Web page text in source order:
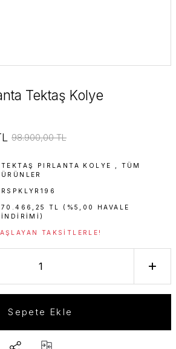
Tektaş Kolye
98.900,00 TL
TEKTAŞ PIRLANTA KOLYE
TÜM
ÜRÜNLER
RSPKLYR196
70.466,25 TL (%5,00 HAVALE
INDIRIMI)
TAKSITLERLE!
Sepete Ekle